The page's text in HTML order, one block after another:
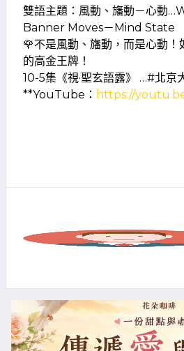
雙語主題：風動、旛動－心動
Banner Moves－Mind State
🌹不是風動、旛動，而是心動
的高金王牌！
10-5集《視·聖玄語露》 …#北京
**YouTube： https://